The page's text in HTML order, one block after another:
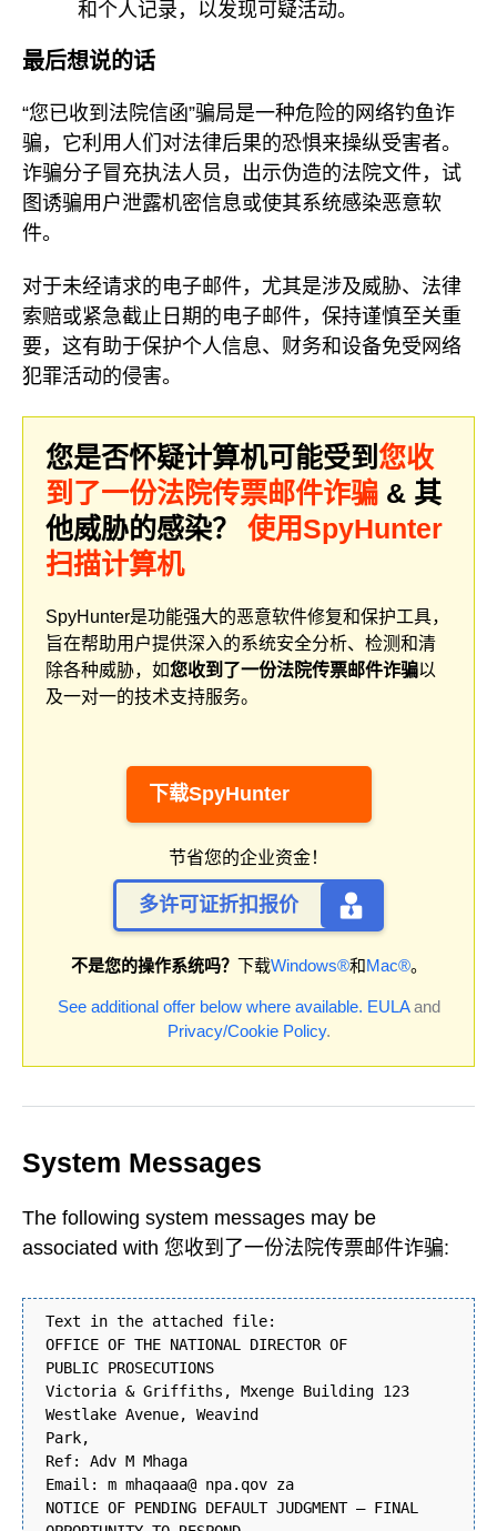
和个人记录，以发现可疑活动。
最后想说的话
“您已收到法院信函”骗局是一种危险的网络钓鱼诈
骗，它利用人们对法律后果的恐惧来操纵受害者。
诈骗分子冒充执法人员，出示伪造的法院文件，试
图诱骗用户泄露机密信息或使其系统感染恶意软
件。
对于未经请求的电子邮件，尤其是涉及威胁、法律
索赔或紧急截止日期的电子邮件，保持谨慎至关重
要，这有助于保护个人信息、财务和设备免受网络
犯罪活动的侵害。
您是否怀疑计算机可能受到 您收
到了一份法院传票邮件诈骗 & 其
他威胁的感染？ 使用SpyHunter
扫描计算机
SpyHunter是功能强大的恶意软件修复和保护工具，
旨在帮助用户提供深入的系统安全分析、检测和清
除各种威胁，如您收到了一份法院传票邮件诈骗以
及一对一的技术支持服务。
下载SpyHunter
节省您的企业资金！
多许可证折扣报价
不是您的操作系统吗？ 下载Windows®和Mac®。
See additional offer below where available. EULAand
Privacy/Cookie Policy.
System Messages
The following system messages may be
associated with 您收到了一份法院传票邮件诈骗:
Text in the attached file:
OFFICE OF THE NATIONAL DIRECTOR OF
PUBLIC PROSECUTIONS
Victoria & Griffiths, Mxenge Building 123
Westlake Avenue, Weavind
Park,
Ref: Adv M Mhaga
Email: m mhaqaaa@ npa.qov za
NOTICE OF PENDING DEFAULT JUDGMENT – FINAL